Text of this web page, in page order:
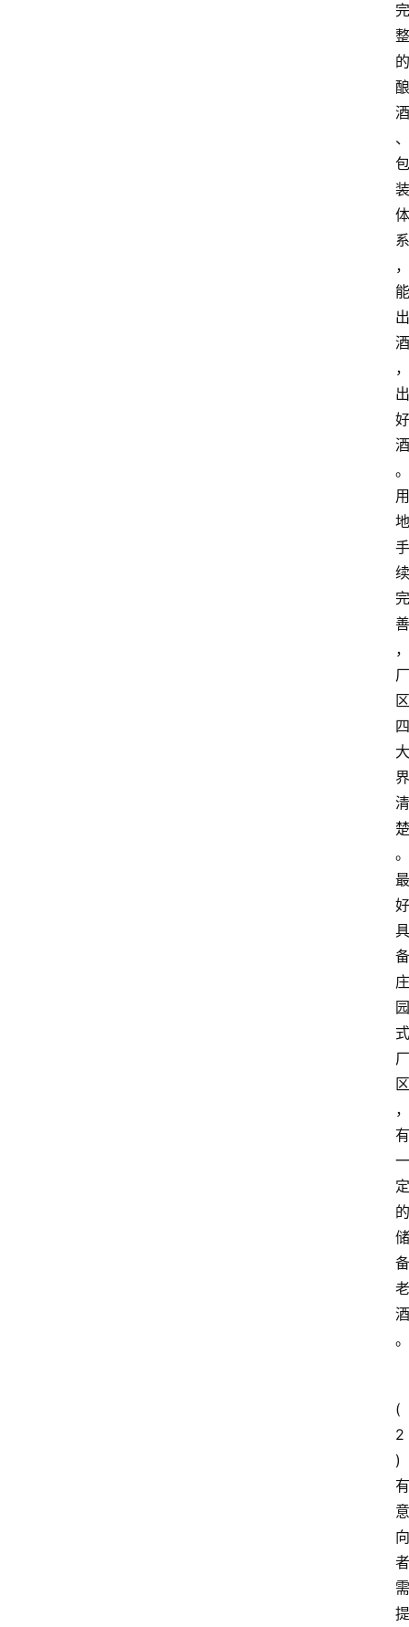
完
整
的
酿
酒
、
包
装
体
系
，
能
出
酒
，
出
好
酒
。
用
地
手
续
完
善
，
厂
区
四
大
界
清
楚
。
最
好
具
备
庄
园
式
厂
区
，
有
一
定
的
储
备
老
酒
。
(
2
)
有
意
向
者
需
提